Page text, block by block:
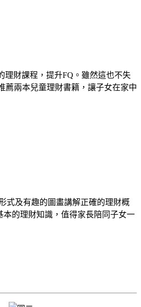
理財課程，提升FQ。雖然這也不失
薦兩本兒童理財書籍，讓子女在家中
式及有趣的圖畫講解正確的理財概
的理財知識，值得家長陪同子女一